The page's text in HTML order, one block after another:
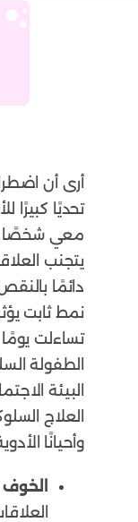
أرى أن
تحديًا كبيرًا
معي شخصًا
يتجنب
دائمًا
نمط ثابت
تساءلت
الطفولة
البيئة
العلاج
وأحيانًا